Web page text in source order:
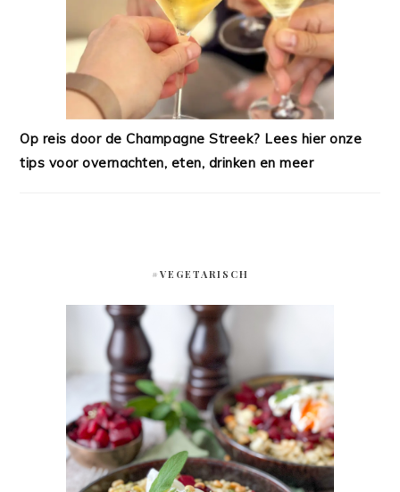
Op reis door de Champagne Streek? Lees hier onze
tips voor overnachten, eten, drinken en meer
#VEGETARISCH